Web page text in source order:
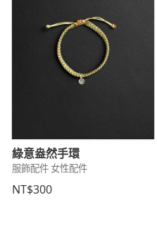
綠意盎然手環
服飾配件 女性配件
NT$300